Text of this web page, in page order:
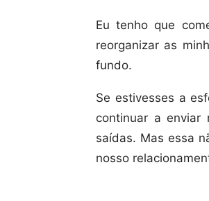
Eu tenho que
reorganizar as
fundo.
Se estivesses a
continuar a
saídas. Mas essa
nosso